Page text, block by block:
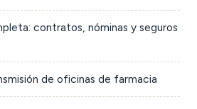
contratos, nóminas y seguros
de oficinas de farmacia